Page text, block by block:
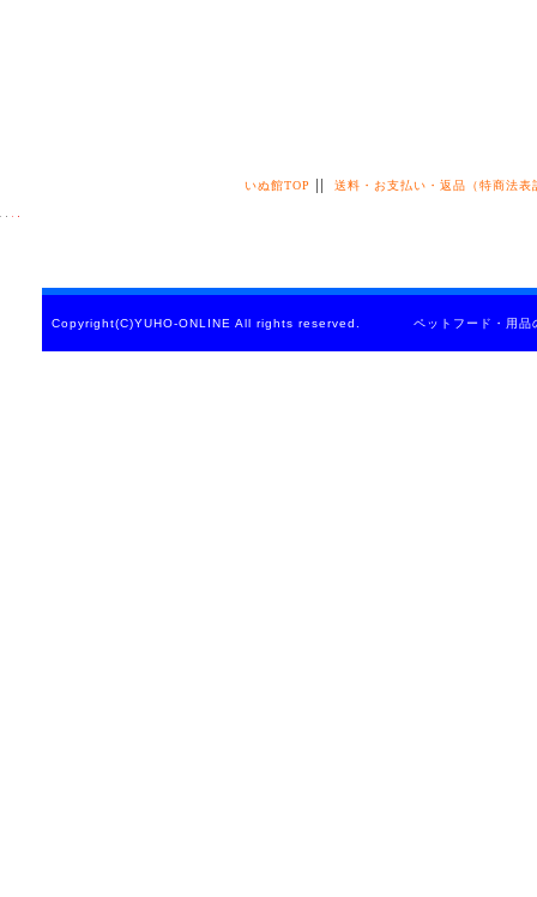
いぬ館TOP 送料・お支払い・返品（特商法表
Copyright(C)YUHO-ONLINE All rights reserved. ペットフード・用品